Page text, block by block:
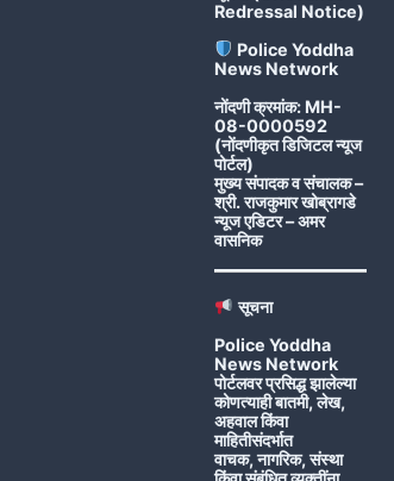
Redressal Notice)
Police Yoddha
News Network
नोंदणी क्रमांक: MH-
08-0000592
(नोंदणीकृत डिजिटल न्यूज
पोर्टल)
मुख्य संपादक व संचालक –
श्री. राजकुमार खोब्रागडे
न्यूज एडिटर – अमर
वासनिक
सूचना
Police Yoddha
News Network
पोर्टलवर प्रसिद्ध झालेल्या
कोणत्याही बातमी, लेख,
अहवाल किंवा
माहितीसंदर्भात
वाचक, नागरिक, संस्था